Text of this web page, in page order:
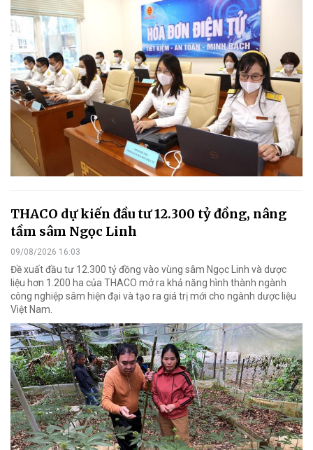
THACO dự kiến đầu tư 12.300 tỷ đồng, nâng
tầm sâm Ngọc Linh
09/08/2026 16:03
Đề xuất đầu tư 12.300 tỷ đồng vào vùng sâm Ngọc Linh và dược
liệu hơn 1.200 ha của THACO mở ra khả năng hình thành ngành
công nghiệp sâm hiện đại và tạo ra giá trị mới cho ngành dược liệu
Việt Nam.